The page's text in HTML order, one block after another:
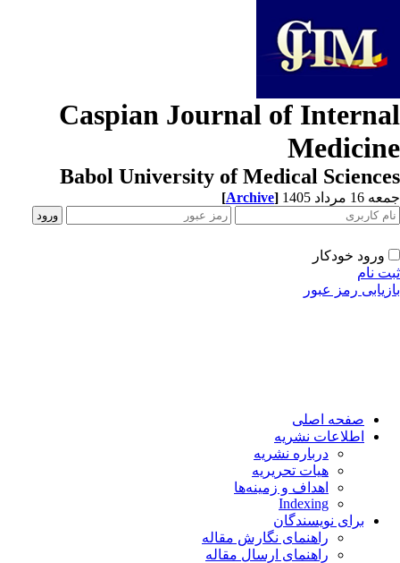
Caspian Journal of
Babol University of Medical
مرداد 1405 [Archive]
ورود خودکار
نام
رمز عبور
صفحه اصلی
اطلاعات نشریه
درباره نشریه
هیات تحریریه
اهداف و زمینه‌ها
Indexing
برای نویسندگان
راهنمای نگارش مقاله
راهنمای ارسال مقاله